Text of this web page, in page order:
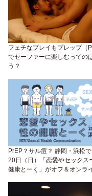
フェチなプレイもプレップ（
でセーファーに楽しむっての
う？
PrEP？サル痘？ 静岡・浜松で
20日（日）「恋愛やセックス
健康とーく」がオフ＆オンラ